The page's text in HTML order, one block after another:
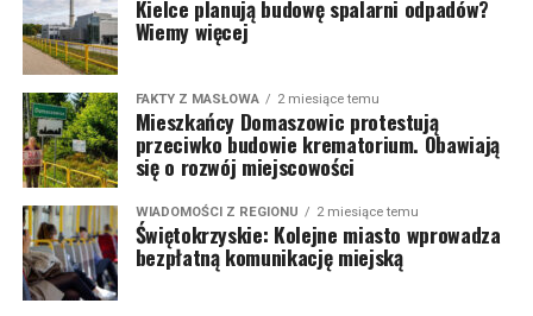
Kielce planują budowę spalarni odpadów?
Wiemy więcej
FAKTY Z MASŁOWA 2 miesiące temu
Mieszkańcy Domaszowic protestują
przeciwko budowie krematorium. Obawiają
się o rozwój miejscowości
WIADOMOŚCI Z REGIONU 2 miesiące temu
Świętokrzyskie: Kolejne miasto wprowadza
bezpłatną komunikację miejską